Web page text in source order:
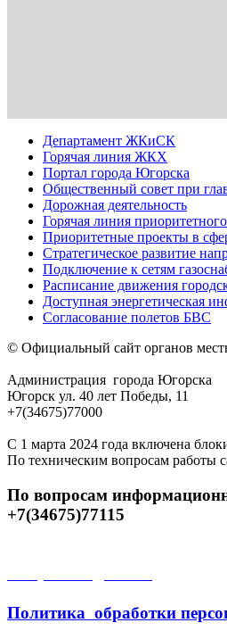
Департамент ЖКиСК
Горячая линия ЖКХ
Портал города Югорска
Общественный совет при
Дорожная деятельность
Горячая линия
Приоритетные проекты в
Стратегическое развитие
Подключение к сетям
Расписание движения
Доступная энергетическая
Согласование полетов БВС
© Официальный сайт органов
Администрация города Югорска
Югорск ул. 40 лет Победы, 11
+7(34675)77000
С 1 марта 2024 года включена
По техническим вопросам работы
По вопросам
+7(34675)77115
Политика обработки